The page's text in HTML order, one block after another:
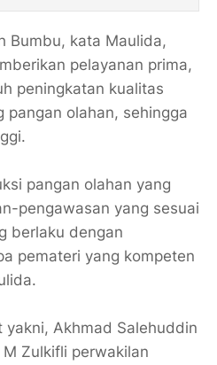
Bumbu, kata Maulida,
pelayanan prima,
peningkatan kualitas
pangan olahan, sehingga
pangan olahan yang
pengawasan yang sesuai
berlaku dengan
pemateri yang kompeten
Akhmad Salehuddin
Zulkifli perwakilan